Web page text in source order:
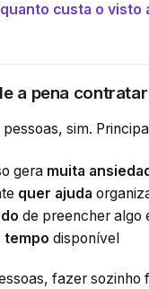
custa o visto
a pena
sim.
gera muita
quer ajuda
de preencher algo
tempo disponível
fazer sozinho